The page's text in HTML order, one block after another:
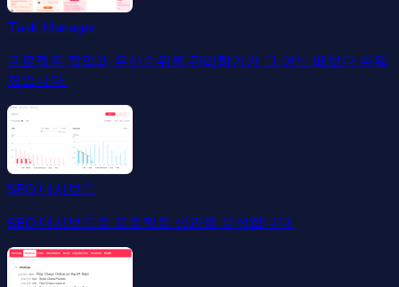
Task Manager
프로젝트 작업과 우선순위를 관리하기가 그 어느 때보다 쉬워
졌습니다.
SEO 대시보드
SEO 대시보드로 프로젝트 성과를 분석합니다.